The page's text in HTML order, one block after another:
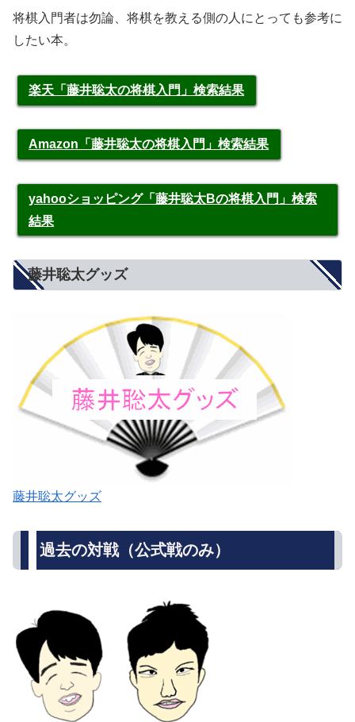
将棋入門者は勿論、将棋を教える側の人にとっても参考に
したい本。
楽天「藤井聡太の将棋入門」検索結果
Amazon「藤井聡太の将棋入門」検索結果
yahooショッピング「藤井聡太Bの将棋入門」検索
結果
藤井聡太グッズ
藤井聡太グッズ
過去の対戦（公式戦のみ）